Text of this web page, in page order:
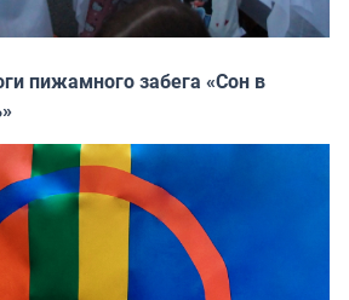
пижамного забега «Сон в